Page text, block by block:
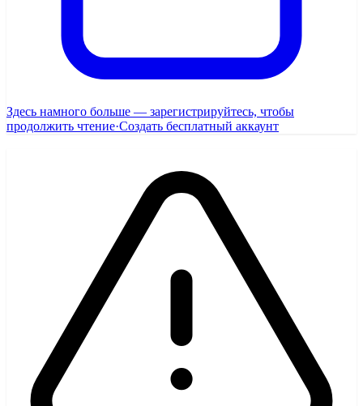
Здесь намного больше — зарегистрируйтесь, чтобы
продолжить чтение·Создать бесплатный аккаунт